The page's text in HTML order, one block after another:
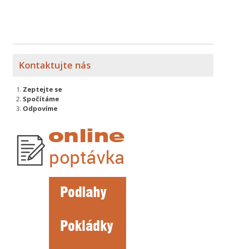
Kontaktujte nás
Zeptejte se
Spočítáme
Odpovíme